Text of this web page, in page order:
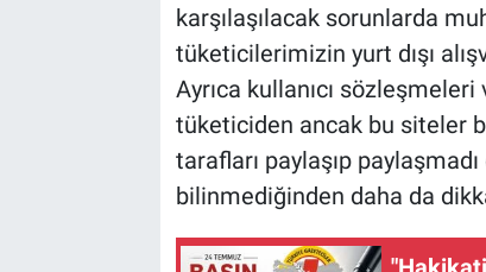
karşılaşılacak sorunlarda
tüketicilerimizin yurt dışı
Ayrıca kullanıcı
tüketiciden ancak bu siteler
tarafları paylaşıp
bilinmediğinden daha da